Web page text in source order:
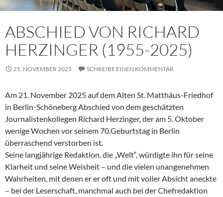
ABSCHIED VON RICHARD
HERZINGER (1955-2025)
21. NOVEMBER 2025 SCHREIBE EINEN KOMMENTAR
Am 21. November 2025 auf dem Alten St. Matthäus-Friedhof
in Berlin-Schöneberg Abschied von dem geschätzten
Journalistenkollegen Richard Herzinger, der am 5. Oktober
wenige Wochen vor seinem 70.Geburtstag in Berlin
überraschend verstorben ist.
Seine langjährige Redaktion, die „Welt“, würdigte ihn für seine
Klarheit und seine Weisheit – und die vielen unangenehmen
Wahrheiten, mit denen er er oft und mit voller Absicht aneckte
– bei der Leserschaft, manchmal auch bei der Chefredaktion